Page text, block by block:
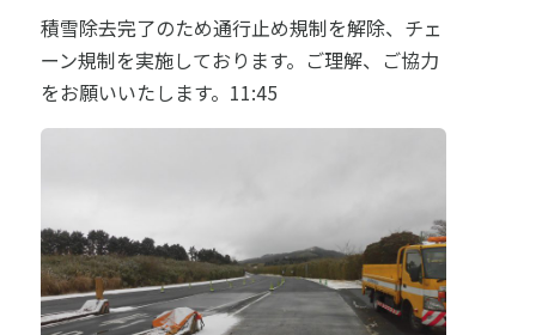
積雪除去完了のため通行止め規制を解除、チェ
ーン規制を実施しております。ご理解、ご協力
をお願いいたします。11:45